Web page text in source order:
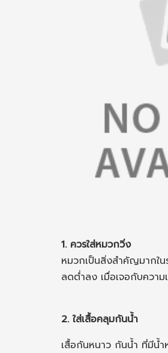
1. ควรใส่หมวกวิ่ง
หมวกเป็นสิ่งสำคัญมากใ
ลดต่ำลง เมื่อเจอกับควา
2. ใส่เสื้อคลุมกันน้ำ
เสื้อกันหนาว กันน้ำ ที่มีน้ำ